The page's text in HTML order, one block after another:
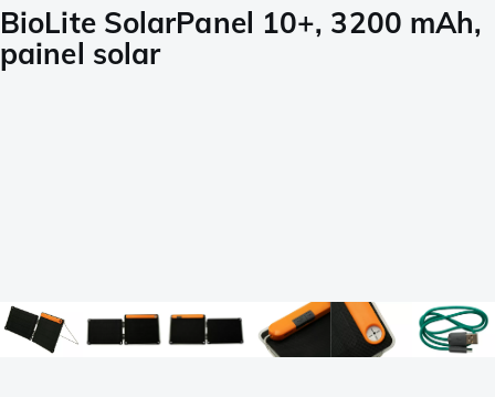
BioLite SolarPanel 10+, 3200 mAh,
painel solar